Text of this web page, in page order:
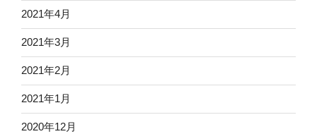
2021年4月
2021年3月
2021年2月
2021年1月
2020年12月